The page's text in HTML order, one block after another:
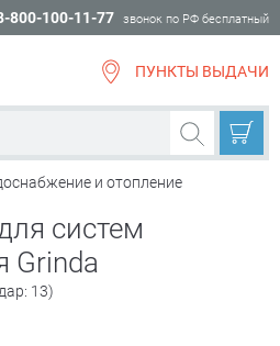
800-100-11-77 звонок по РФ бесплатный
ПУНКТЫ ВЫДАЧИ
и отопление
систем
Grinda
13)